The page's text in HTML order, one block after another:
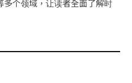
多个领域，让读者全面了解时